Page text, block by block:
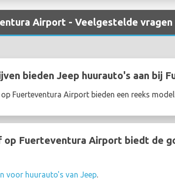
Airport - Veelgestelde vragen
bieden Jeep huurauto's aan bij
Fuerteventura Airport bieden een reeks
op Fuerteventura Airport biedt de
voor huurauto's van Jeep.